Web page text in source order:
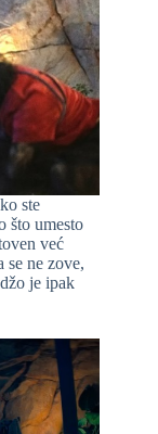
ste
što umesto
već
ne zove,
je ipak